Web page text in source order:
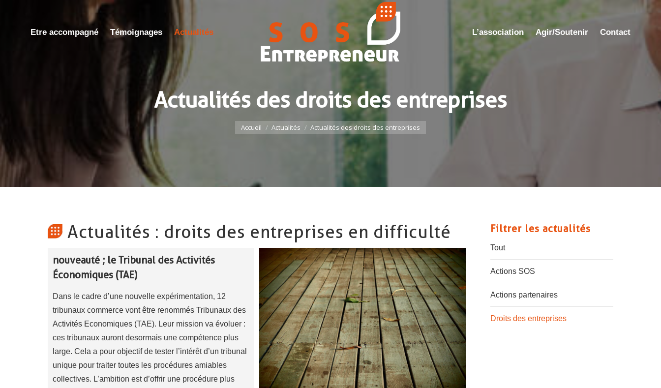
Etre accompagné Témoignages Actualités L’association Agir/Soutenir Contact
Actualités des droits des entreprises
Vous êtes ici :
Accueil Actualités Actualités des droits des entreprises
Actualités : droits des entreprises en difficulté
nouveauté ; le Tribunal des Activités
Économiques (TAE)
Dans le cadre d’une nouvelle expérimentation, 12
tribunaux commerce vont être renommés Tribunaux des
Activités Economiques (TAE). Leur mission va évoluer :
ces tribunaux auront desormais une compétence plus
large. Cela a pour objectif de tester l’intérêt d’un tribunal
unique pour traiter toutes les procédures amiables
collectives. L’ambition est d’offrir une procédure plus
Filtrer les actualités
Tout
Actions SOS
Actions partenaires
Droits des entreprises